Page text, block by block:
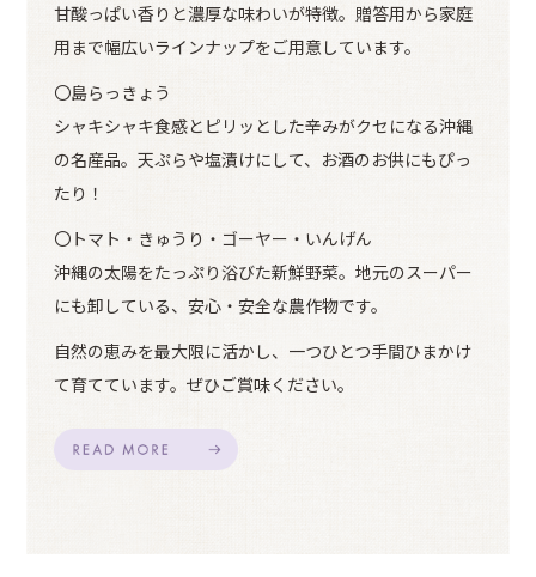
甘酸っぱい香りと濃厚な味わいが特徴。贈答用から家庭
用まで幅広いラインナップをご用意しています。
〇島らっきょう
シャキシャキ食感とピリッとした辛みがクセになる沖縄
の名産品。天ぷらや塩漬けにして、お酒のお供にもぴっ
たり！
〇トマト・きゅうり・ゴーヤー・いんげん
沖縄の太陽をたっぷり浴びた新鮮野菜。地元のスーパー
にも卸している、安心・安全な農作物です。
自然の恵みを最大限に活かし、一つひとつ手間ひまかけ
て育てています。ぜひご賞味ください。